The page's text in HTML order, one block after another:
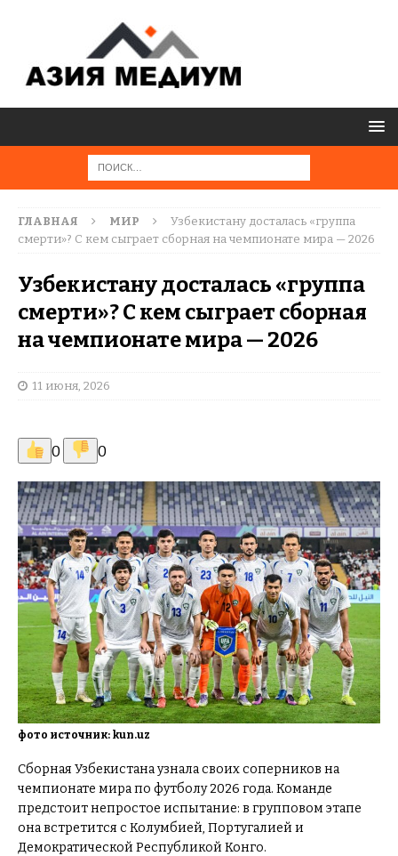
ГЛАВНАЯ МИР
Узбекистану досталась «группа
смерти»? С кем сыграет сборная на чемпионате мира — 2026
Узбекистану досталась «группа
смерти»? С кем сыграет сборная
на чемпионате мира — 2026
11 июня, 2026
0 0
фото источник: kun.uz
Сборная Узбекистана узнала своих соперников на
чемпионате мира по футболу 2026 года. Команде
предстоит непростое испытание: в групповом этапе
она встретится с Колумбией, Португалией и
Демократической Республикой Конго.